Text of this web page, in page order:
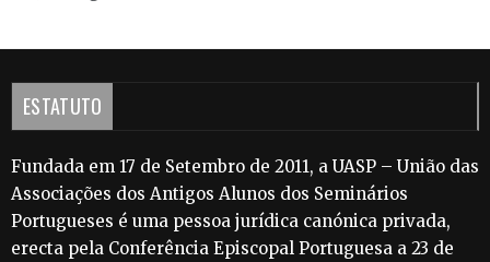
ESTATUTO
Fundada em 17 de Setembro de 2011, a UASP – União das
Associações dos Antigos Alunos dos Seminários
Portugueses é uma pessoa jurídica canónica privada,
erecta pela Conferência Episcopal Portuguesa a 23 de